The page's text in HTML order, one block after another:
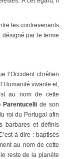
les contrevenants
par le terme
l’Occident chrétien
vivante et,
au nom de cette
Parentucelli de son
roi du Portugal afin
barbares et définis
à-dire : baptisés
au nom de cette
reste de la planète